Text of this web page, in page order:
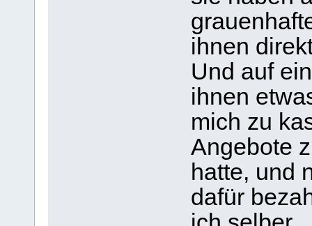
ihnen
Und auf
ihnen
mich zu
Angebote
hatte, und
dafür